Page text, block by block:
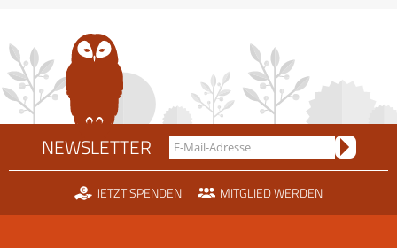
NEWSLETTER
JETZT SPENDEN MITGLIED WERDEN